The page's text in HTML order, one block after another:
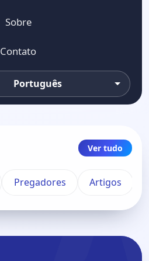
Sobre
Contato
Português
Ver tudo
Pregadores Artigos